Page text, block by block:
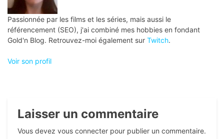
Passionnée par les films et les séries, mais aussi le
référencement (SEO), j'ai combiné mes hobbies en fondant
Gold'n Blog. Retrouvez-moi également sur Twitch.
Voir son profil
Laisser un commentaire
Vous devez vous connecter pour publier un commentaire.